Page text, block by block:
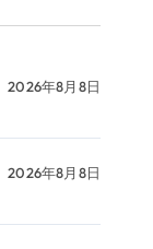
2026年8月8日
2026年8月8日